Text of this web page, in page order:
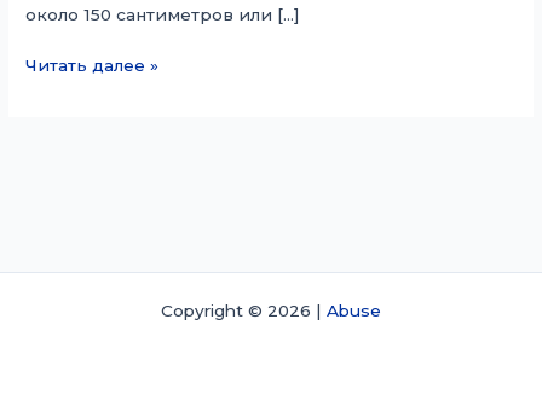
около 150 сантиметров или […]
Сахалинский
Читать далее »
Copyright © 2026 | Abuse